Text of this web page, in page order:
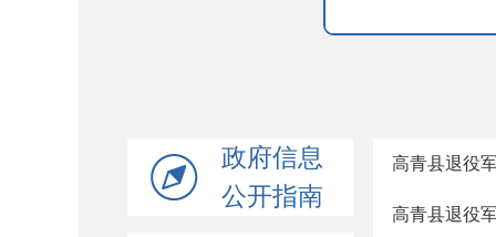
政府信息
公开指南
高青县退役
高青县退役